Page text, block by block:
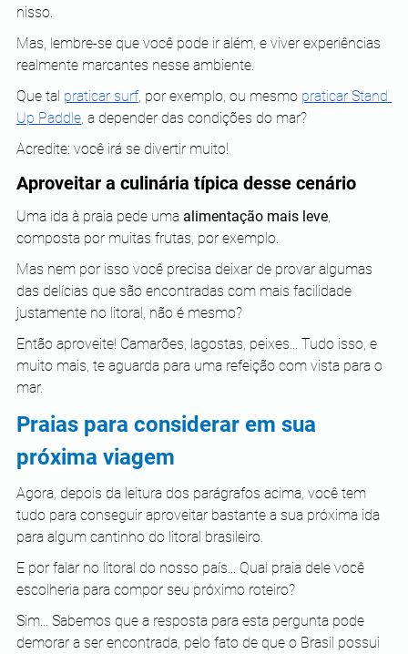
nisso.
Mas, lembre-se que você pode ir além, e viver experiências
realmente marcantes nesse ambiente.
Que tal praticar surf, por exemplo, ou mesmo praticar Stand
Up Paddle , a depender das condições do mar?
Acredite: você irá se divertir muito!
Aproveitar a culinária típica desse cenário
Uma ida à praia pede uma alimentação mais leve
composta por muitas frutas, por exemplo.
Mas nem por isso você precisa deixar de provar algumas
das delícias que são encontradas com mais facilidade
justamente no litoral, não é mesmo?
Então aproveite! Camarões, lagostas, peixes... Tudo isso, e
muito mais, te aguarda para uma refeição com vista para o
mar.
Praias para considerar em sua
próxima viagem
Agora, depois da leitura dos parágrafos acima, você tem
tudo para conseguir aproveitar bastante a sua próxima ida
para algum cantinho do litoral brasileiro.
E por falar no litoral do nosso país... Qual praia dele você
escolheria para compor seu próximo roteiro?
Sim... Sabemos que a resposta para esta pergunta pode
demorar a ser encontrada, pelo fato de que o Brasil possui